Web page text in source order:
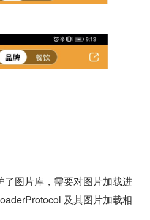
图片库，需要对图片加载进
及其图片加载相